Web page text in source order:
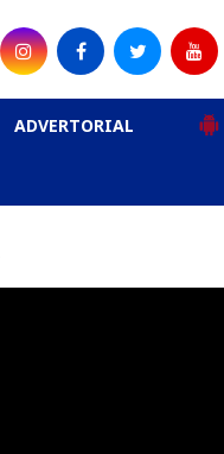
ADVERTORIAL